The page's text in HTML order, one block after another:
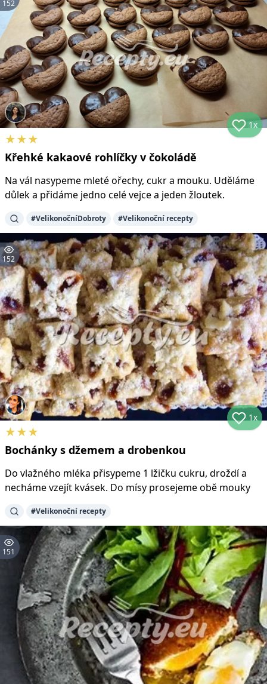
152
1x
★★★
Křehké kakaové rohlíčky v čokoládě
Na vál nasypeme mleté ořechy, cukr a mouku. Uděláme
důlek a přidáme jedno celé vejce a jeden žloutek.
#VelikonočníDobroty #Velikonoční recepty
152
1x
★★★
Bochánky s džemem a drobenkou
Do vlažného mléka přisypeme 1 lžičku cukru, droždí a
necháme vzejít kvásek. Do mísy prosejeme obě mouky
#Velikonoční recepty
151